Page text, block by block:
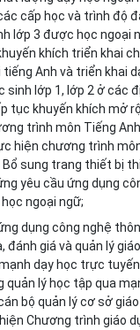
cấp học và trình độ
lớp 3 được học ngoại
khích triển khai
tiếng Anh và triển khai
sinh lớp 1, lớp 2 ở các
tục khuyến khích mở
trình môn Tiếng
hiện chương trình
sung trang thiết bị
yêu cầu ứng dụng
ngoại ngữ;
dụng công nghệ
đánh giá và quản lý
dạy học trực
quản lý học tập qua
bộ quản lý cơ sở
Chương trình giáo